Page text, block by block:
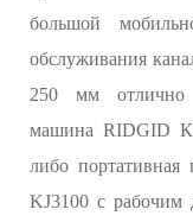
большой
обслуживания
250 мм отлично
машина RIDGID
либо
KJ3100 с рабочим